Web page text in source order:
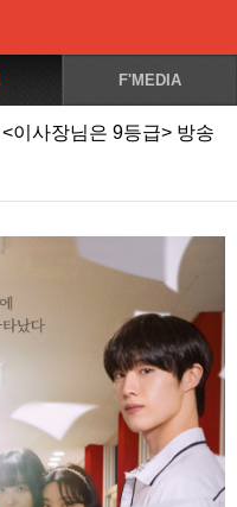
F'MEDIA
이사장님은 9등급> 방송